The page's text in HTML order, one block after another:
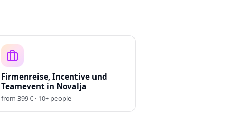
Firmenreise, Incentive und
Teamevent in Novalja
from 399€ · 10+ people